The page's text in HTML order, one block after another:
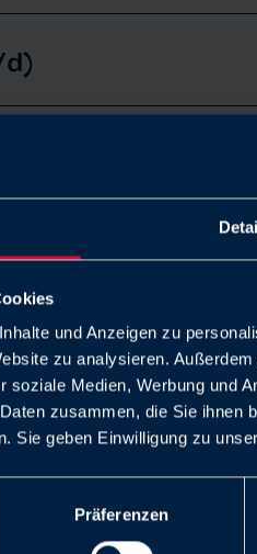
und Anzeigen zu
zu analysieren.
soziale Medien, Werbung und
zusammen, die Sie ihnen
Sie geben Einwilligung zu
Präferenzen
d)
(m/w/d)
(m/w/d)
& Reparatur